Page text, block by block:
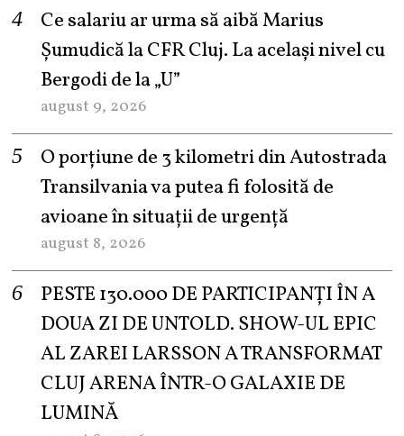
Ce salariu ar urma să aibă Marius
Șumudică la CFR Cluj. La același nivel cu
Bergodi de la „U”
august 9, 2026
O porțiune de 3 kilometri din Autostrada
Transilvania va putea fi folosită de
avioane în situații de urgență
august 8, 2026
PESTE 130.000 DE PARTICIPANȚI ÎN A
DOUA ZI DE UNTOLD. SHOW-UL EPIC
AL ZAREI LARSSON A TRANSFORMAT
CLUJ ARENA ÎNTR-O GALAXIE DE
LUMINĂ